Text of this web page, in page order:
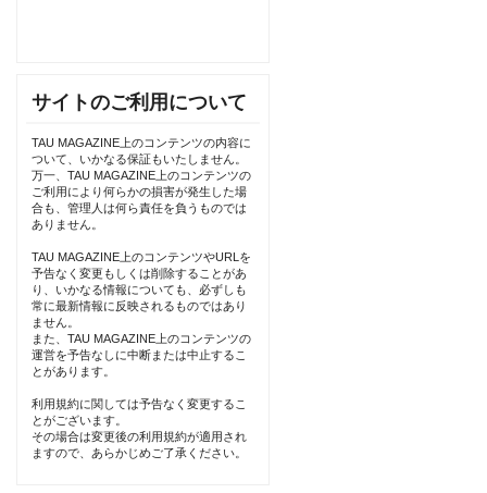
サイトのご利用について
TAU MAGAZINE上のコンテンツの内容に
ついて、いかなる保証もいたしません。
万一、TAU MAGAZINE上のコンテンツの
ご利用により何らかの損害が発生した場
合も、管理人は何ら責任を負うものでは
ありません。
TAU MAGAZINE上のコンテンツやURLを
予告なく変更もしくは削除することがあ
り、いかなる情報についても、必ずしも
常に最新情報に反映されるものではあり
ません。
また、TAU MAGAZINE上のコンテンツの
運営を予告なしに中断または中止するこ
とがあります。
利用規約に関しては予告なく変更するこ
とがございます。
その場合は変更後の利用規約が適用され
ますので、あらかじめご了承ください。